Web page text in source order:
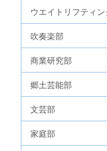
ウエイトリフティ
吹奏楽部
商業研究部
郷土芸能部
文芸部
家庭部